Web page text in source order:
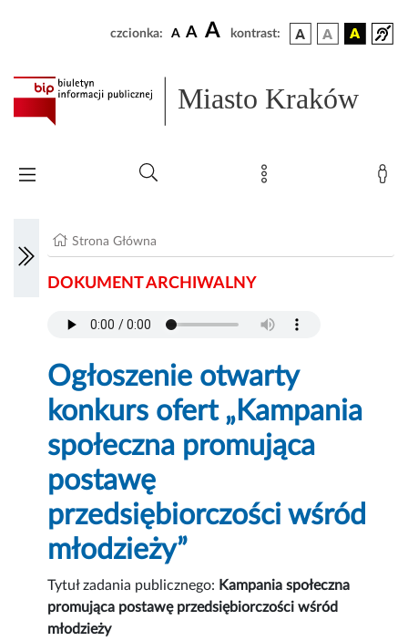
czcionka: A A A kontrast:
Miasto Kraków
Strona Główna
DOKUMENT ARCHIWALNY
Ogłoszenie otwarty
konkurs ofert „Kampania
społeczna promująca
postawę
przedsiębiorczości wśród
młodzieży”
Tytuł zadania publicznego: Kampania społeczna
promująca postawę przedsiębiorczości wśród
młodzieży